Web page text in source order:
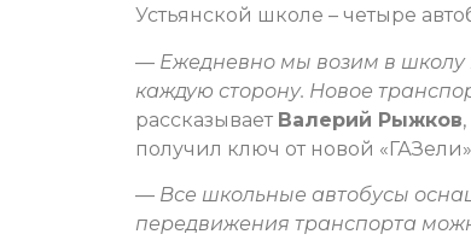
Устьянской школе – четыре
— Ежедневно мы возим в школу
каждую сторону. Новое
рассказывает Валерий Рыжков
получил ключ от новой
— Все школьные автобусы
передвижения транспорта